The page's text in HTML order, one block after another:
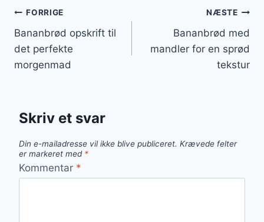
Indlægsnavigation
FORRIGE
Bananbrød opskrift til
det perfekte
morgenmad
NÆSTE
Bananbrød med
mandler for en sprød
tekstur
Skriv et svar
Din e-mailadresse vil ikke blive publiceret. Krævede felter
er markeret med *
Kommentar *